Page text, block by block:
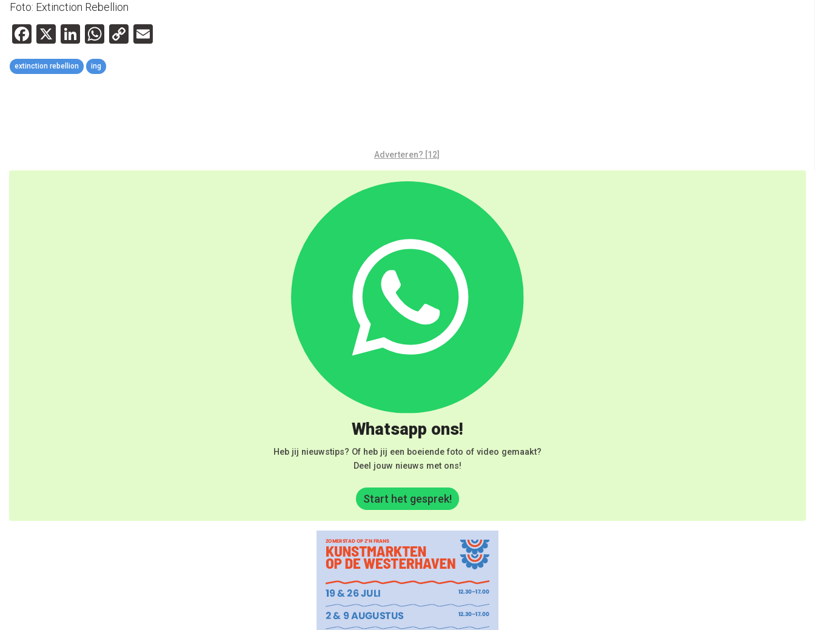
Foto: Extinction Rebellion
Facebook
X LinkedIn
WhatsApp
Copy
extinction rebellion ing
Adverteren? [12]
Whatsapp ons!
Heb jij nieuwstips? Of heb jij een boeiende foto of video gemaakt?
Deel jouw nieuws met ons!
Start het gesprek!